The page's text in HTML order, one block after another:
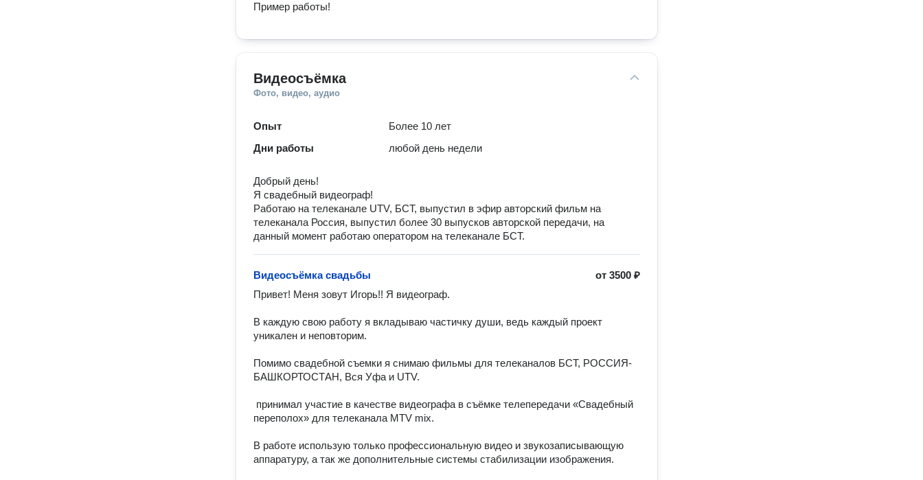
Пример работы!
Видеосъёмка
Фото, видео, аудио
Опыт
Более 10 лет
Дни работы
любой день недели
Добрый день!
Я свадебный видеограф!
Работаю на телеканале UTV, БСТ, выпустил в эфир авторский фильм на
телеканала Россия, выпустил более 30 выпусков авторской передачи, на
данный момент работаю оператором на телеканале БСТ.
от3500 ₽
Видеосъёмка свадьбы
Привет! Меня зовут Игорь!! Я видеограф.
В каждую свою работу я вкладываю частичку души, ведь каждый проект
уникален и неповторим.
Помимо свадебной съемки я снимаю фильмы для телеканалов БСТ, РОССИЯ-
БАШКОРТОСТАН, Вся Уфа и UTV.
переполох» для телеканала MTV mix.
В работе использую только профессиональную видео и звукозаписывающую
аппаратуру, а так же дополнительные системы стабилизации изображения.